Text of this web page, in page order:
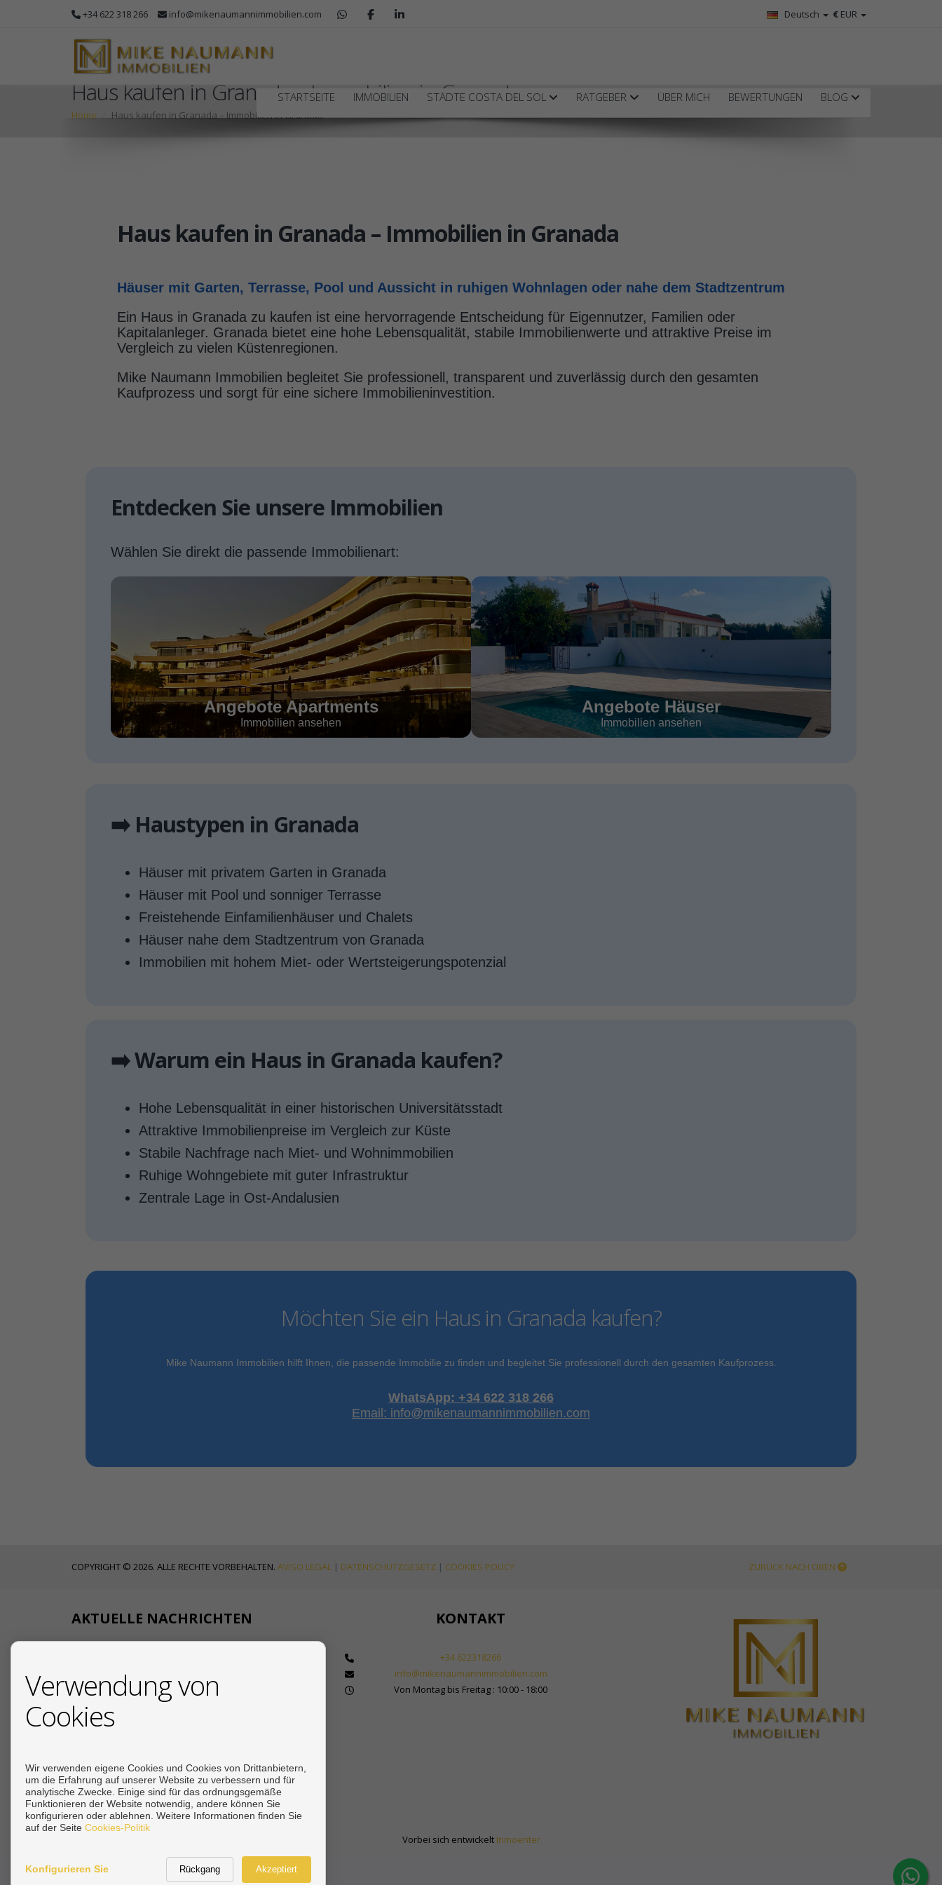
+34 622 318 266 info@mikenaumannimmobilien.com € EUR
Deutsch
STARTSEITE IMMOBILIEN STÄDTE COSTA DEL SOL RATGEBER ÜBER MICH BEWERTUNGEN BLOG
Haus kaufen in Granada – Immobilien in Granada
Home Haus kaufen in Granada – Immobilien in Granada
Haus kaufen in Granada – Immobilien in Granada
Häuser mit Garten, Terrasse, Pool und Aussicht in ruhigen Wohnlagen oder nahe dem Stadtzentrum
Ein Haus in Granada zu kaufen ist eine hervorragende Entscheidung für Eigennutzer, Familien oder
Kapitalanleger. Granada bietet eine hohe Lebensqualität, stabile Immobilienwerte und attraktive Preise im
Vergleich zu vielen Küstenregionen.
Mike Naumann Immobilien begleitet Sie professionell, transparent und zuverlässig durch den gesamten
Kaufprozess und sorgt für eine sichere Immobilieninvestition.
Entdecken Sie unsere Immobilien
Wählen Sie direkt die passende Immobilienart:
Angebote Apartments
Immobilien ansehen
Angebote Häuser
Immobilien ansehen
➡️ Haustypen in Granada
Häuser mit privatem Garten in Granada
Häuser mit Pool und sonniger Terrasse
Freistehende Einfamilienhäuser und Chalets
Häuser nahe dem Stadtzentrum von Granada
Immobilien mit hohem Miet- oder Wertsteigerungspotenzial
➡️ Warum ein Haus in Granada kaufen?
Hohe Lebensqualität in einer historischen Universitätsstadt
Attraktive Immobilienpreise im Vergleich zur Küste
Stabile Nachfrage nach Miet- und Wohnimmobilien
Ruhige Wohngebiete mit guter Infrastruktur
Zentrale Lage in Ost-Andalusien
Möchten Sie ein Haus in Granada kaufen?
Mike Naumann Immobilien hilft Ihnen, die passende Immobilie zu finden und begleitet Sie professionell durch den gesamten Kaufprozess.
WhatsApp: +34 622 318 266
Email: info@mikenaumannimmobilien.com
COPYRIGHT © 2026. ALLE RECHTE VORBEHALTEN. AVISO LEGAL | DATENSCHUTZGESETZ | COOKIES POLICY ZURÜCK NACH OBEN
AKTUELLE NACHRICHTEN
19/12/2025
Steuern beim Immobilienkauf an der Costa del Sol
Siehe mehr
KONTAKT
+34 622318266
info@mikenaumannimmobilien.com
Von Montag bis Freitag : 10:00 - 18:00
Vorbei sich entwickelt Inmoenter
Verwendung von
Cookies
Wir verwenden eigene Cookies und Cookies von Drittanbietern,
um die Erfahrung auf unserer Website zu verbessern und für
analytische Zwecke. Einige sind für das ordnungsgemäße
Funktionieren der Website notwendig, andere können Sie
konfigurieren oder ablehnen. Weitere Informationen finden Sie
auf der Seite Cookies-Politik
Konfigurieren Sie